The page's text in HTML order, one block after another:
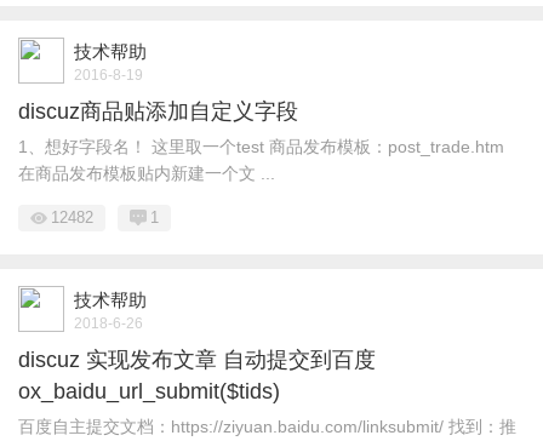
技术帮助
2016-8-19
discuz商品贴添加自定义字段
1、想好字段名！ 这里取一个test 商品发布模板：post_trade.htm
在商品发布模板贴内新建一个文 ...
12482 1
技术帮助
2018-6-26
discuz 实现发布文章 自动提交到百度
ox_baidu_url_submit($tids)
百度自主提交文档：https://ziyuan.baidu.com/linksubmit/ 找到：推